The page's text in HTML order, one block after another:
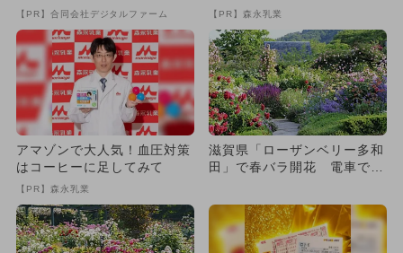
【PR】合同会社デジタルファーム 【PR】森永乳業
アマゾンで大人気！血圧対策
はコーヒーに足してみて
【PR】森永乳業
滋賀県「ローザンベリー多和
田」で春バラ開花 電車で巡